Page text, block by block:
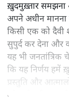
ख़ुदमुख़्तार समझना
अपने अधीन मानना
किसी एक को
सुपुर्द कर देना और
यह भी जनतांत्रिक
कि यह निर्णय हमें
प्रस्तुति और
को सर्वज्ञानी